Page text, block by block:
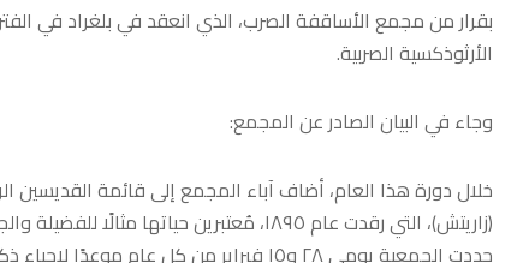
الأرثوذكسية الصربية.
وجاء في البيان الصادر عن المجمع:
خلال دورة هذا العام، أضاف آباء المجمع إلى قائمة القديسين
(زاريتش)، التي رقدت عام ١٨٩٥، مُعتبرين
حددت الجمعية يومي ٢٨ و١٥ فبراير من كل عام موعدًا لإحياء ذكراها الليتورجية.